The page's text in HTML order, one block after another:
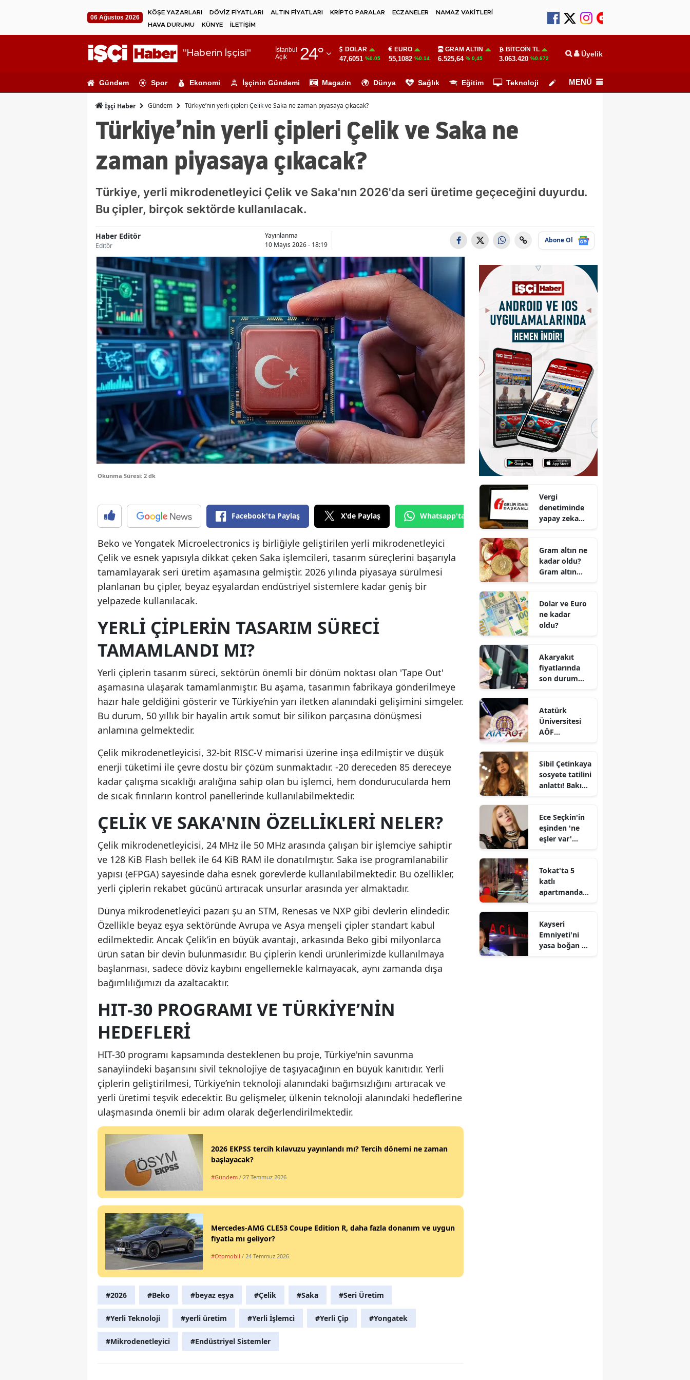
06 Ağustos 2026
KÖŞE YAZARLARI DÖVİZ FİYATLARI ALTIN FİYATLARI KRİPTO PARALAR ECZANELER
NAMAZ VAKİTLERİ
HAVA DURUMU
KÜNYE İLETİŞİM
"Haberin İşçisi"
İstanbul
Açık
24°
Adıyaman
Ağrı
Ankara
Antalya
Aydın
Bilecik
Bingöl
Bitlis
Bolu
Burdur
Bursa
Çanakkale
Çankırı
Çorum
Denizli
Diyarbakır
Erzincan
Eskişehir
Gaziantep
Gümüşhane
Isparta
Mersin
Kars
Kastamonu
Kırklareli
Kırşehir
Kocaeli
Konya
Kütahya
Malatya
Manisa
Mardin
Nevşehir
Niğde
Ordu
Rize
Sakarya
Sivas
Trabzon
Tunceli
DOLAR
47,6051 %0.05
EURO
55,1082 %0.14
GRAM ALTIN
6.525,64 % 0,45
BITCOIN TL
3.063.420 %0.672 Üyelik
Gündem Spor Ekonomi İşçinin Gündemi Magazin Dünya Sağlık Eğitim Teknoloji Köşe Yazarları
MENÜ
İşçi Haber Gündem Türkiye’nin yerli çipleri Çelik ve Saka ne zaman piyasaya çıkacak?
Türkiye’nin yerli çipleri Çelik ve Saka ne
zaman piyasaya çıkacak?
Türkiye, yerli mikrodenetleyici Çelik ve Saka'nın 2026'da seri üretime geçeceğini duyurdu.
Bu çipler, birçok sektörde kullanılacak.
Haber Editör
Editör
Yayınlanma
10 Mayıs 2026 - 18:19
Abone Ol
Okunma Süresi: 2 dk
Facebook'ta Paylaş X'de Paylaş Whatsapp'tan Gönder
Beko ve Yongatek Microelectronics iş birliğiyle geliştirilen yerli mikrodenetleyici
Çelik ve esnek yapısıyla dikkat çeken Saka işlemcileri, tasarım süreçlerini başarıyla
tamamlayarak seri üretim aşamasına gelmiştir. 2026 yılında piyasaya sürülmesi
planlanan bu çipler, beyaz eşyalardan endüstriyel sistemlere kadar geniş bir
yelpazede kullanılacak.
YERLI ÇIPLERIN TASARIM SÜRECI
TAMAMLANDI MI?
Yerli çiplerin tasarım süreci, sektörün önemli bir dönüm noktası olan 'Tape Out'
aşamasına ulaşarak tamamlanmıştır. Bu aşama, tasarımın fabrikaya gönderilmeye
hazır hale geldiğini gösterir ve Türkiye’nin yarı iletken alanındaki gelişimini simgeler.
Bu durum, 50 yıllık bir hayalin artık somut bir silikon parçasına dönüşmesi
anlamına gelmektedir.
Çelik mikrodenetleyicisi, 32-bit RISC-V mimarisi üzerine inşa edilmiştir ve düşük
enerji tüketimi ile çevre dostu bir çözüm sunmaktadır. -20 dereceden 85 dereceye
kadar çalışma sıcaklığı aralığına sahip olan bu işlemci, hem dondurucularda hem
de sıcak fırınların kontrol panellerinde kullanılabilmektedir.
ÇELIK VE SAKA'NIN ÖZELLIKLERI NELER?
Çelik mikrodenetleyicisi, 24 MHz ile 50 MHz arasında çalışan bir işlemciye sahiptir
ve 128 KiB Flash bellek ile 64 KiB RAM ile donatılmıştır. Saka ise programlanabilir
yapısı (eFPGA) sayesinde daha esnek görevlerde kullanılabilmektedir. Bu özellikler,
yerli çiplerin rekabet gücünü artıracak unsurlar arasında yer almaktadır.
Dünya mikrodenetleyici pazarı şu an STM, Renesas ve NXP gibi devlerin elindedir.
Özellikle beyaz eşya sektöründe Avrupa ve Asya menşeli çipler standart kabul
edilmektedir. Ancak Çelik’in en büyük avantajı, arkasında Beko gibi milyonlarca
ürün satan bir devin bulunmasıdır. Bu çiplerin kendi ürünlerimizde kullanılmaya
başlanması, sadece döviz kaybını engellemekle kalmayacak, aynı zamanda dışa
bağımlılığımızı da azaltacaktır.
HIT-30 PROGRAMI VE TÜRKIYE’NIN
HEDEFLERI
HIT-30 programı kapsamında desteklenen bu proje, Türkiye'nin savunma
sanayiindeki başarısını sivil teknolojiye de taşıyacağının en büyük kanıtıdır. Yerli
çiplerin geliştirilmesi, Türkiye’nin teknoloji alanındaki bağımsızlığını artıracak ve
yerli üretimi teşvik edecektir. Bu gelişmeler, ülkenin teknoloji alanındaki hedeflerine
ulaşmasında önemli bir adım olarak değerlendirilmektedir.
2026 EKPSS tercih kılavuzu yayınlandı mı? Tercih dönemi ne zaman
başlayacak?
#Gündem / 27 Temmuz 2026
Mercedes-AMG CLE53 Coupe Edition R, daha fazla donanım ve uygun
fiyatla mı geliyor?
#Otomobil / 24 Temmuz 2026
#2026 #Beko #beyaz eşya #Çelik #Saka #Seri Üretim
#Yerli Teknoloji #yerli üretim #Yerli İşlemci #Yerli Çip #Yongatek
#Mikrodenetleyici #Endüstriyel Sistemler
Vergi
denetiminde
yapay zeka
Gram altın ne
kadar oldu?
Gram altın
Dolar ve Euro
ne kadar
oldu?
Akaryakıt
fiyatlarında
son durum
motorin
fiyatları
Atatürk
Üniversitesi
AÖF
sonuçları ne
zaman
açıklanacak?
Sibil Çetinkaya
sosyete tatilini
anlattı! Bakın
Ece Seçkin'in
eşinden 'ne
eşler var'
Tokat'ta 5
katlı
apartmanda
dumandan
etkilendi
Kayseri
Emniyeti'ni
yasa boğan acı